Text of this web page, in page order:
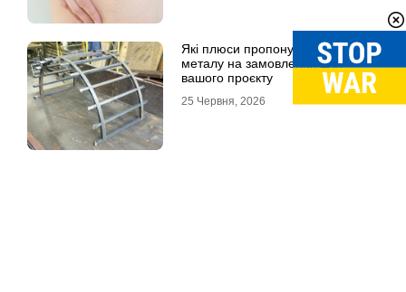
Які плюси пропонують вироби із
металу на замовлення для
вашого проєкту
25 Червня, 2026